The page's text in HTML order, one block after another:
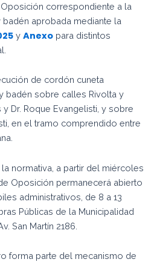
correspondiente a la
aprobada mediante la
y Anexo para distintos
de cordón cuneta
badén sobre calles Rivolta y
Dr. Roque Evangelisti, y sobre
en el tramo comprendido entre
normativa, a partir del miércoles
Oposición permanecerá abierto
administrativos, de 8 a 13
Públicas de la Municipalidad
San Martín 2186.
forma parte del mecanismo de